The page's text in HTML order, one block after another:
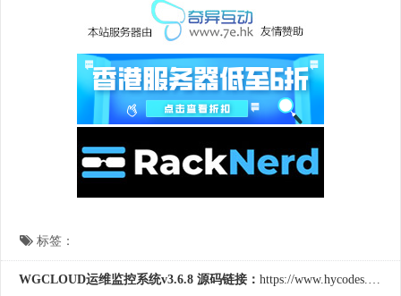
标签：
WGCLOUD运维监控系统v3.6.8 源码链接： https://www.hycodes.cn/server/2374.html